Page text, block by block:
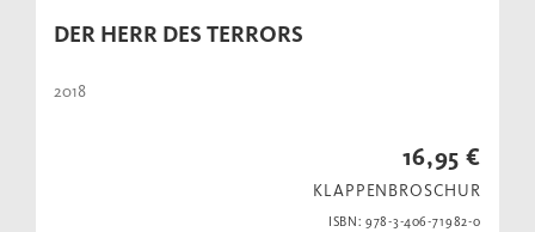
DER HERR DES TERRORS
2018
16,95 €
KLAPPENBROSCHUR
ISBN: 978-3-406-71982-0